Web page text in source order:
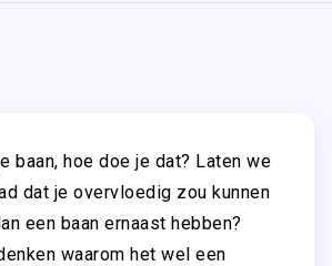
hoe doe je dat? Laten we
dat je overvloedig zou kunnen
een baan ernaast hebben?
waarom het wel een